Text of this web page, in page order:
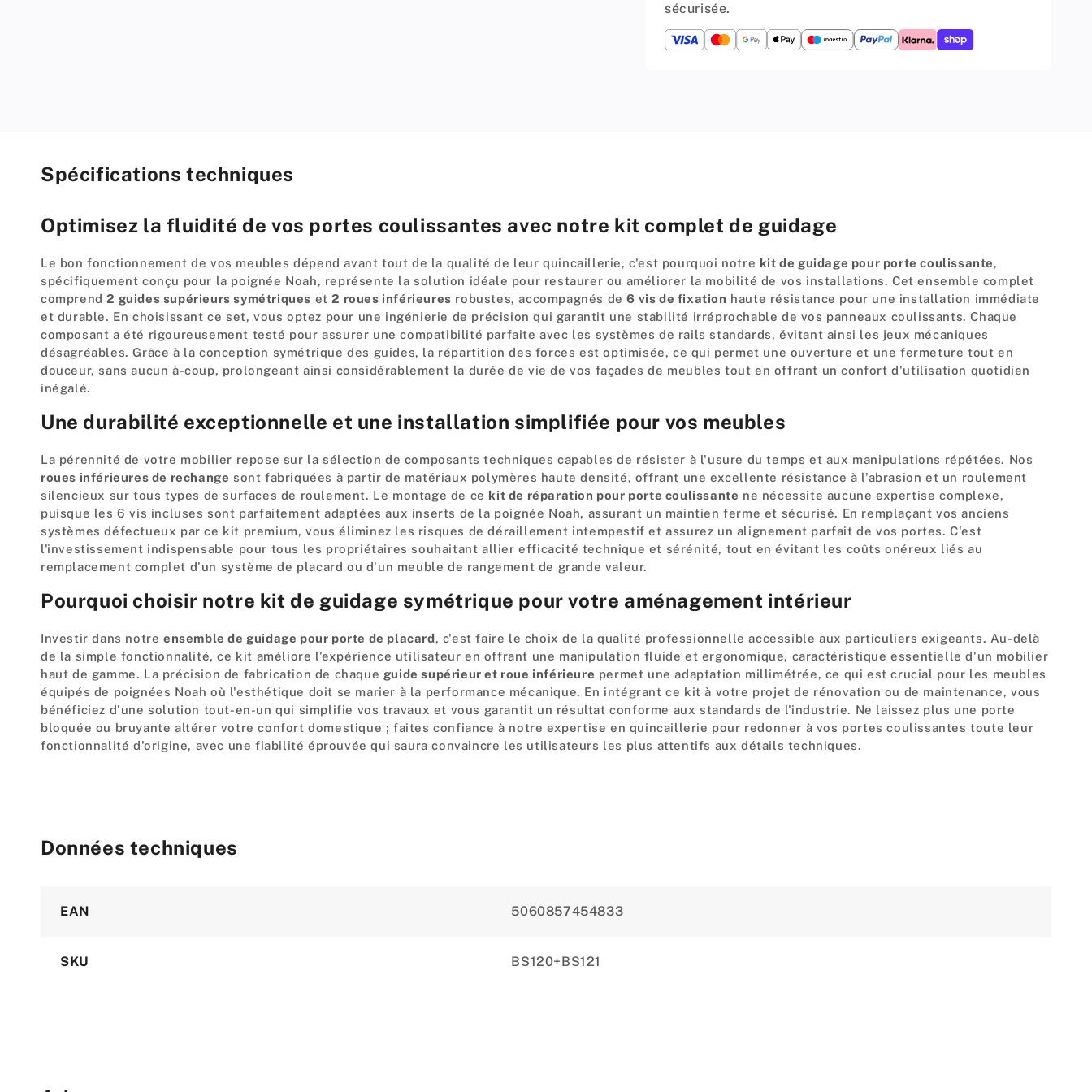
+
6
+
6
sécurisée.
Spécifications techniques
Optimisez la fluidité de vos portes coulissantes avec notre kit complet de guidage
Le bon fonctionnement de vos meubles dépend avant tout de la qualité de leur quincaillerie, c'est pourquoi notre kit de guidage pour porte coulissante,
spécifiquement conçu pour la poignée Noah, représente la solution idéale pour restaurer ou améliorer la mobilité de vos installations. Cet ensemble complet
comprend2 guides supérieurs symétriques et2 roues inférieures robustes, accompagnés de6 vis de fixation haute résistance pour une installation immédiate
et durable. En choisissant ce set, vous optez pour une ingénierie de précision qui garantit une stabilité irréprochable de vos panneaux coulissants. Chaque
composant a été rigoureusement testé pour assurer une compatibilité parfaite avec les systèmes de rails standards, évitant ainsi les jeux mécaniques
désagréables. Grâce à la conception symétrique des guides, la répartition des forces est optimisée, ce qui permet une ouverture et une fermeture tout en
douceur, sans aucun à-coup, prolongeant ainsi considérablement la durée de vie de vos façades de meubles tout en offrant un confort d'utilisation quotidien
inégalé.
Une durabilité exceptionnelle et une installation simplifiée pour vos meubles
La pérennité de votre mobilier repose sur la sélection de composants techniques capables de résister à l'usure du temps et aux manipulations répétées. Nos
roues inférieures de rechange sont fabriquées à partir de matériaux polymères haute densité, offrant une excellente résistance à l'abrasion et un roulement
silencieux sur tous types de surfaces de roulement. Le montage de ce kit de réparation pour porte coulissante ne nécessite aucune expertise complexe,
puisque les 6 vis incluses sont parfaitement adaptées aux inserts de la poignée Noah, assurant un maintien ferme et sécurisé. En remplaçant vos anciens
systèmes défectueux par ce kit premium, vous éliminez les risques de déraillement intempestif et assurez un alignement parfait de vos portes. C'est
l'investissement indispensable pour tous les propriétaires souhaitant allier efficacité technique et sérénité, tout en évitant les coûts onéreux liés au
remplacement complet d'un système de placard ou d'un meuble de rangement de grande valeur.
Pourquoi choisir notre kit de guidage symétrique pour votre aménagement intérieur
Investir dans notre ensemble de guidage pour porte de placard, c'est faire le choix de la qualité professionnelle accessible aux particuliers exigeants. Au-delà
de la simple fonctionnalité, ce kit améliore l'expérience utilisateur en offrant une manipulation fluide et ergonomique, caractéristique essentielle d'un mobilier
haut de gamme. La précision de fabrication de chaque guide supérieur et roue inférieure permet une adaptation millimétrée, ce qui est crucial pour les meubles
équipés de poignées Noah où l'esthétique doit se marier à la performance mécanique. En intégrant ce kit à votre projet de rénovation ou de maintenance, vous
bénéficiez d'une solution tout-en-un qui simplifie vos travaux et vous garantit un résultat conforme aux standards de l'industrie. Ne laissez plus une porte
bloquée ou bruyante altérer votre confort domestique ; faites confiance à notre expertise en quincaillerie pour redonner à vos portes coulissantes toute leur
fonctionnalité d'origine, avec une fiabilité éprouvée qui saura convaincre les utilisateurs les plus attentifs aux détails techniques.
Données techniques
EAN
5060857454833
SKU BS120+BS121